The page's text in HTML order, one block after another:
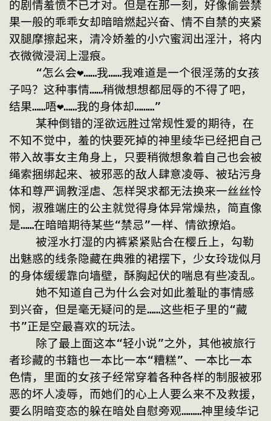
的剧情羞愤不已才对。但是在那一刻，好像偷尝禁
果一般的乖乖女却暗暗燃起兴奋、情不自禁的夹紧
双腿摩擦起来，清冷娇羞的小穴蜜润出淫汁，将内
衣微微浸润上湿痕。
子吗？这种事情……稍微想想都屈辱的不得了吧，
结果……唔❤……我的身体却………”
不知不觉中，羞的快要死掉的神里绫华已经把自己
带入故事女主角身上，只要稍微想象着自己也会被
绳索捆绑起来、被邪恶的敌人肆意凌辱、被玷污身
体和尊严调教淫虐、怎样哭求都无法换来一丝丝怜
悯，淑雅端庄的公主就觉得身体异常燥热，简直像
是……在暗暗期待某些“禁忌”一样、情欲撩焰。
出魅惑的线条隐藏在典雅的裙摆下，少女玲珑似月
的身体缓缓靠向墙壁，酥胸起伏的喘息有些凌乱。
到兴奋，但是毫无疑问的是……这些柜子里的“藏
书”正是空最喜欢的玩法。
者珍藏的书籍也一本比一本“糟糕”、一本比一本
色情，里面的女孩子经常穿着各种各样的制服被邪
恶的坏人凌辱，而她们的心上人要么来不及救援，
要么阴暗变态的躲在暗处自慰旁观………神里绫华记